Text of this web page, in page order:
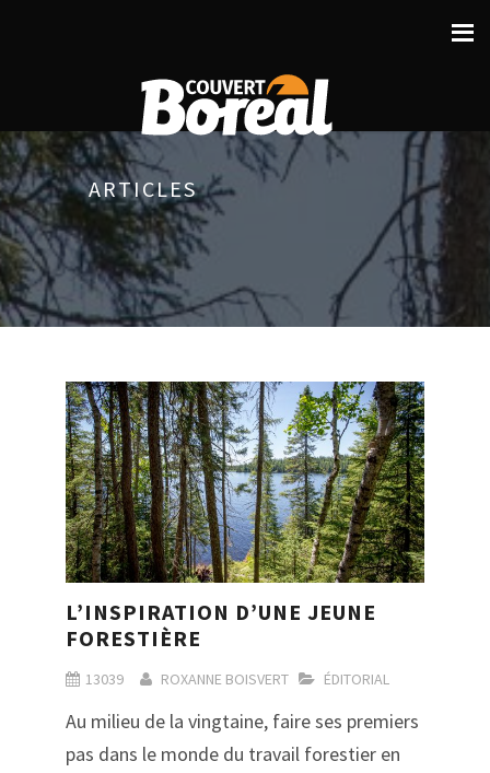
ARTICLES
L’INSPIRATION D’UNE JEUNE
FORESTIÈRE
13039 ROXANNE BOISVERT ÉDITORIAL
Au milieu de la vingtaine, faire ses premiers
pas dans le monde du travail forestier en